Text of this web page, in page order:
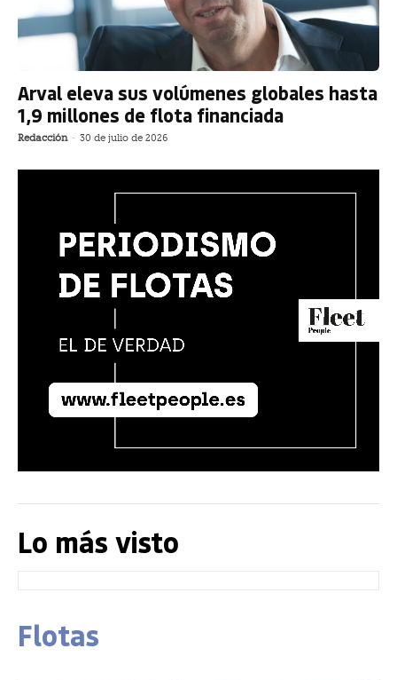
Arval eleva sus volúmenes globales hasta
1,9 millones de flota financiada
Redacción - 30 de julio de 2026
Lo más visto
Flotas